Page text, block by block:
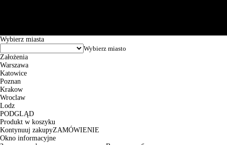
Wybierz miasta
Założenia
Warszawa
Katowice
Poznan
Krakow
Wroclaw
Lodz
PODGLĄD
Produkt w koszyku
Kontynuuj zakupyZAMÓWIENIE
Okno informacyjne